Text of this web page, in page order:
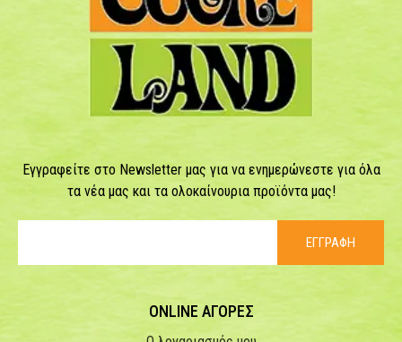
Εγγραφείτε στο Newsletter μας για να ενημερώνεστε για όλα
τα νέα μας και τα ολοκαίνουρια προϊόντα μας!
ΕΓΓΡΑΦΗ
ONLINE ΑΓΟΡΕΣ